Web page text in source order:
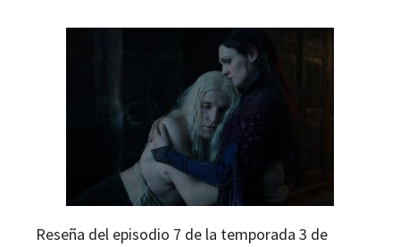
Reseña del episodio 7 de la temporada 3 de